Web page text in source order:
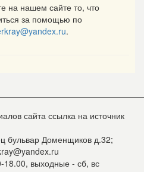
на нашем сайте то, что
за помощью по
.
сайта ссылка на источник
бульвар Доменщиков д.32;
выходные - сб, вс